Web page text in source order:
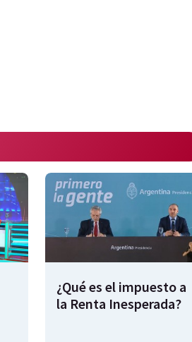
¿Qué es el impuesto a
la Renta Inesperada?